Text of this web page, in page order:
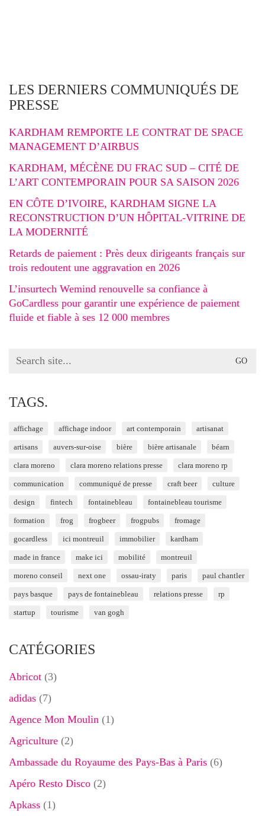
LES DERNIERS COMMUNIQUÉS DE
PRESSE
KARDHAM REMPORTE LE CONTRAT DE SPACE
MANAGEMENT D’AIRBUS
KARDHAM, MÉCÈNE DU FRAC SUD – CITÉ DE
L’ART CONTEMPORAIN POUR SA SAISON 2026
EN CÔTE D’IVOIRE, KARDHAM SIGNE LA
RECONSTRUCTION D’UN HÔPITAL-VITRINE DE
LA MODERNITÉ
Retards de paiement : Près deux dirigeants français sur
trois redoutent une aggravation en 2026
L’insurtech Wemind renouvelle sa confiance à
GoCardless pour garantir une expérience de paiement
fluide et fiable à ses 12 000 membres
Search
TAGS.
affichage affichage indoor art contemporain artisanat
artisans auvers-sur-oise bière bière artisanale béarn
clara moreno clara moreno relations presse clara moreno rp
communication communiqué de presse craft beer culture
design fintech fontainebleau fontainebleau tourisme
formation frog frogbeer frogpubs fromage
gocardless ici montreuil immobilier kardham
made in france make ici mobilité montreuil
moreno conseil next one ossau-iraty paris paul chantler
pays basque pays de fontainebleau relations presse rp
startup tourisme van gogh
CATÉGORIES
Abricot (3)
adidas (7)
Agence Mon Moulin (1)
Agriculture (2)
Ambassade du Royaume des Pays-Bas à Paris (6)
Apéro Resto Disco (2)
Apkass (1)